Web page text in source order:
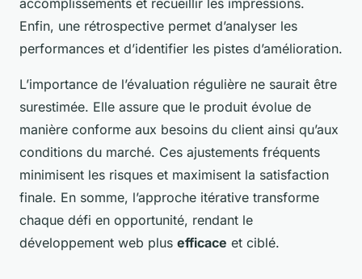
accomplissements et recueillir les impressions.
Enfin, une rétrospective permet d’analyser les
performances et d’identifier les pistes d’amélioration.
L’importance de l’évaluation régulière ne saurait être
surestimée. Elle assure que le produit évolue de
manière conforme aux besoins du client ainsi qu’aux
conditions du marché. Ces ajustements fréquents
minimisent les risques et maximisent la satisfaction
finale. En somme, l’approche itérative transforme
chaque défi en opportunité, rendant le
développement web plus efficace et ciblé.